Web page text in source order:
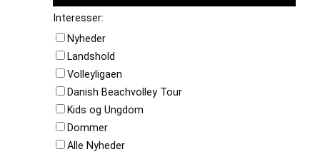
Interesser:
Nyheder
Landshold
Volleyligaen
Danish Beachvolley Tour
Kids og Ungdom
Dommer
Alle Nyheder